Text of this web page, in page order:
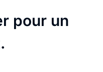
pour un